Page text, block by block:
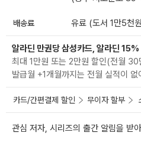
배송료 유료 (도서 1만5천
알라딘 만권당 삼성카드, 알라딘 15%
최대 1만원 또는 2만원 할인(전월
발급월 +1개월까지는 전월 실적이
카드/간편결제 할인 무이자 할부
관심 저자, 시리즈의 출간 알림을 받